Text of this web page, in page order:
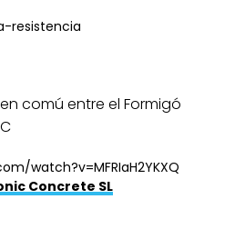
comú entre el Formigó
watch?v=MFRIaH2YKXQ
Concrete SL